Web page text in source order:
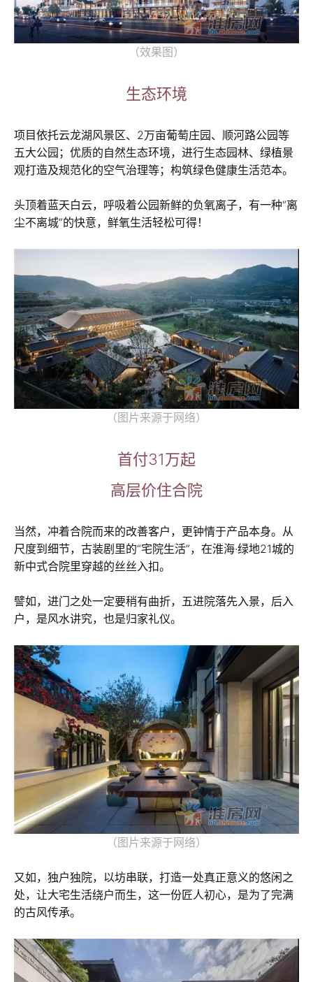
（效果图）
生态环境
项目依托云龙湖风景区、2万亩葡萄庄园、顺河路公园等
五大公园；优质的自然生态环境，进行生态园林、绿植景
观打造及规范化的空气治理等；构筑绿色健康生活范本。
头顶着蓝天白云，呼吸着公园新鲜的负氧离子，有一种“离
尘不离城”的快意，鲜氧生活轻松可得！
（图片来源于网络）
首付31万起
高层价住合院
当然，冲着合院而来的改善客户，更钟情于产品本身。从
尺度到细节，古装剧里的“宅院生活”，在淮海·绿地21城的
新中式合院里穿越的丝丝入扣。
譬如，进门之处一定要稍有曲折，五进院落先入景，后入
户，是风水讲究，也是归家礼仪。
（图片来源于网络）
又如，独户独院，以坊串联，打造一处真正意义的悠闲之
处，让大宅生活绕户而生，这一份匠人初心，是为了完满
的古风传承。